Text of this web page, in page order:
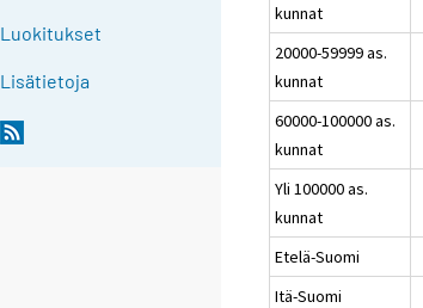
Luokitukset
Lisätietoja
kunnat
20000-59999 as.
kunnat
60000-100000 as.
kunnat
Yli 100000 as.
kunnat
Etelä-Suomi
Itä-Suomi